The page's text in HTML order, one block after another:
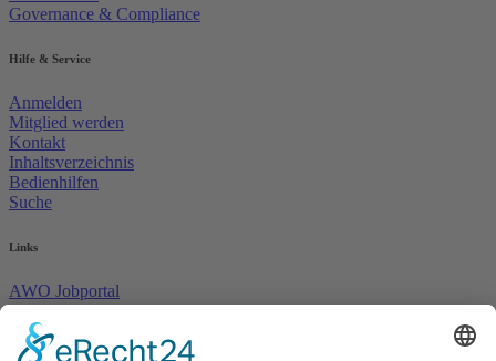
Governance & Compliance
Hilfe & Service
Anmelden
Mitglied werden
Kontakt
Inhaltsverzeichnis
Bedienhilfen
Suche
Links
AWO Jobportal
AWO Ehrenamt Portal
AWO Schulgesundheitsfachkräfte
AWO Bundesverband